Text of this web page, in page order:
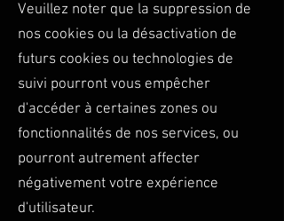
Veuillez noter que la suppression de
nos cookies ou la désactivation de
futurs cookies ou technologies de
suivi pourront vous empêcher
d'accéder à certaines zones ou
fonctionnalités de nos services, ou
pourront autrement affecter
négativement votre expérience
d'utilisateur.